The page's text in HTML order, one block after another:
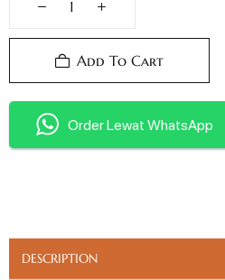
Add To Cart
Order Lewat WhatsApp
DESCRIPTION